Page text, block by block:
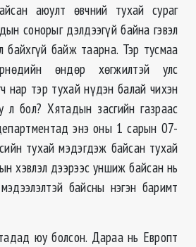
аюулт өвчний тухай сураг
сонорыг дэлдээгүй байна гэвэл
байхгүй байж таарна. Тэр тусмаа
өндөр хөгжилтэй улс
нар тэр тухай нүдэн балай чихэн
бол? Хятадын засгийн газраас
энэ оны 1 сарын 07-
тухай мэдэгдэж байсан тухай
хэвлэл дээрээс уншиж байсан нь
байсны нэгэн баримт
юу болсон. Дараа нь Европт